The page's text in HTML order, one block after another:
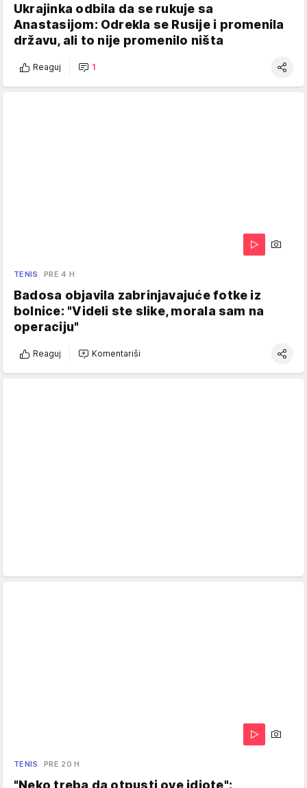
Ukrajinka odbila da se rukuje sa
Anastasijom: Odrekla se Rusije i promenila
državu, ali to nije promenilo ništa
Reaguj 1
TENIS PRE 4 H
Badosa objavila zabrinjavajuće fotke iz
bolnice: "Videli ste slike, morala sam na
operaciju"
Reaguj Komentariši
TENIS PRE 20 H
"Neko treba da otpusti ove idiote":